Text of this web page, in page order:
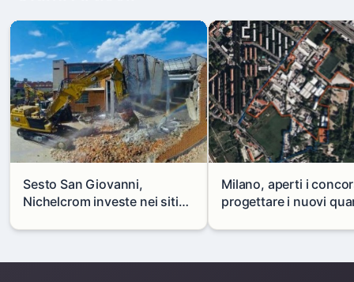
Sesto San Giovanni,
Nichelcrom investe nei siti
capannone per fare spazio a
Milano, aperti i
progettare i nuovi
Mare